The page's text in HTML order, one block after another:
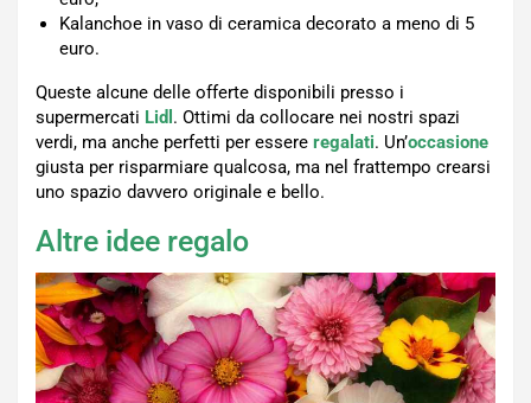
Kalanchoe in vaso di ceramica decorato a meno di 5
euro.
Queste alcune delle offerte disponibili presso i
supermercati Lidl . Ottimi da collocare nei nostri spazi
verdi, ma anche perfetti per essere regalati. Un’occasione
giusta per risparmiare qualcosa, ma nel frattempo crearsi
uno spazio davvero originale e bello.
Altre idee regalo